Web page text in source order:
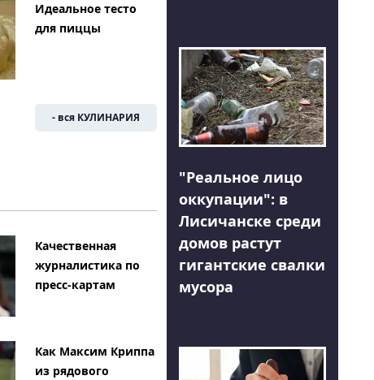
Идеальное тесто
для пиццы
- вся КУЛИНАРИЯ
Качественная
журналистика по
пресс-картам
Как Максим Криппа
из рядового
"Реальное лицо
оккупации": в
Лисичанске среди
домов растут
гигантские свалки
мусора